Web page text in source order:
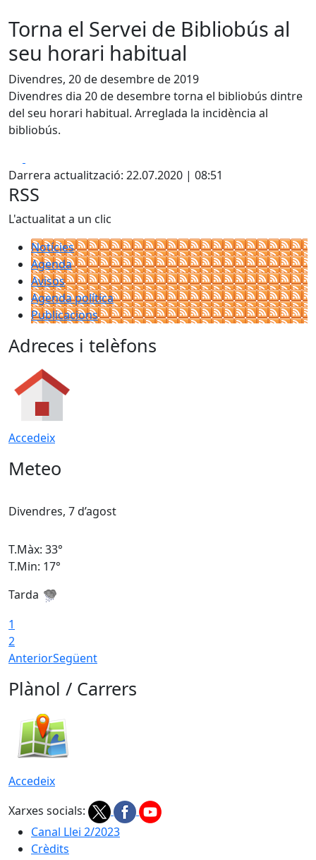
Torna el Servei de Bibliobús al
seu horari habitual
Divendres, 20 de desembre de 2019
Divendres dia 20 de desembre torna el bibliobús dintre
del seu horari habitual. Arreglada la incidència al
bibliobús.
Darrera actualització: 22.07.2020 | 08:51
RSS
L'actualitat a un clic
Notícies
Agenda
Avisos
Agenda política
Publicacions
Adreces i telèfons
Accedeix
Meteo
Divendres, 7 d’agost
T.Màx: 33°
T.Min: 17°
Tarda
1
2
AnteriorSegüent
Plànol / Carrers
Accedeix
Xarxes socials:
Canal Llei 2/2023
Crèdits